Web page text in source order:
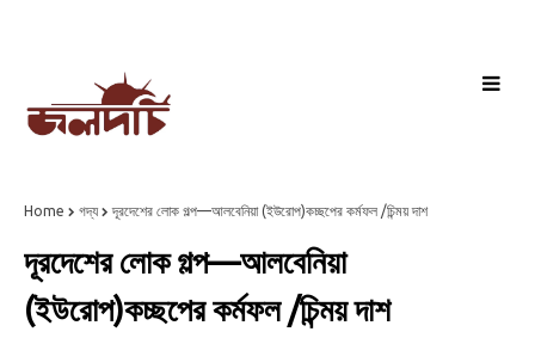
Home গদ্য দূরদেশের লোক গল্প—আলবেনিয়া (ইউরোপ)কচ্ছপের কর্মফল /চিন্ময় দাশ
দূরদেশের লোক গল্প—আলবেনিয়া
(ইউরোপ)কচ্ছপের কর্মফল /চিন্ময় দাশ